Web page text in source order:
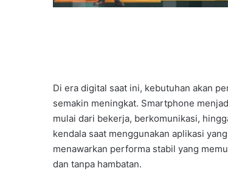
Di era digital saat ini, kebutuhan akan
semakin meningkat. Smartphone
mulai dari bekerja, berkomunikasi,
kendala saat menggunakan aplikasi
menawarkan performa stabil yang
dan tanpa hambatan.